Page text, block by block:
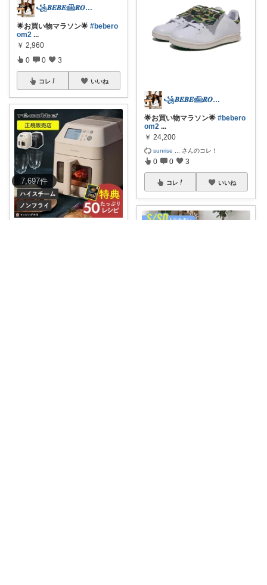
7,697件
꧁𝑩𝑬𝑩𝑬𓊝𝑹𝑶𝑶𝑴꧂
🌟お買い物マラソン🌟 #bebero
om2 ...
￥ 2,960
0 0 3
コレ いいね
꧁𝑩𝑬𝑩𝑬𓊝𝑹𝑶𝑶𝑴꧂
🌟お買い物マラソン🌟 #bebero
om2 ...
￥ 24,200
sunrise さんのコレ！
0 0 3
コレ いいね